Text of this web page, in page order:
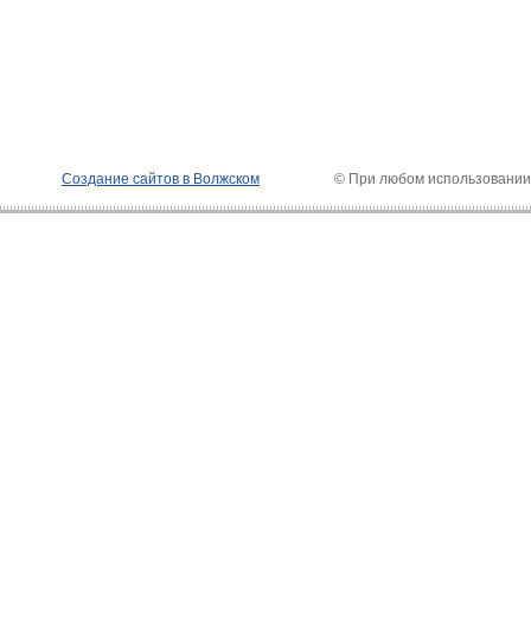
Создание сайтов в Волжском © При любом